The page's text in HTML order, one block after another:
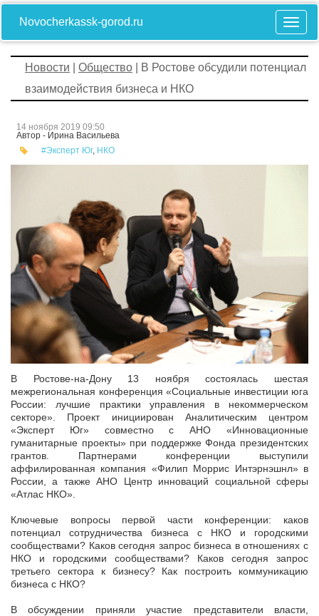
Novocherkassk-gorod.ru
Новости Общество | В Ростове обсудили потенциал
взаимодействия бизнеса и НКО
14 ноября 2019 09:50
Автор - Ирина Васильева
#Эксперт Юг, НКО
В Ростове-на-Дону 13 ноября состоялась шестая
межрегиональная конференция «Социальные инвестиции юга
России: лучшие практики управления в некоммерческом
секторе». Проект инициирован Аналитическим центром
«Эксперт Юг» совместно с АНО «Инновационные
гуманитарные проекты» при поддержке Фонда президентских
грантов. Партнерами конференции выступили
аффилированная компания «Филип Моррис Интэрнэшнл» в
России, а также АНО Центр инноваций социальной сферы
«Атлас НКО».
Ключевые вопросы первой части конференции: каков
потенциал сотрудничества бизнеса с НКО и городскими
сообществами? Каков сегодня запрос бизнеса в отношениях с
НКО и городскими сообществами? Каков сегодня запрос
третьего сектора к бизнесу? Как построить коммуникацию
бизнеса с НКО?
В обсуждении приняли участие представители власти,